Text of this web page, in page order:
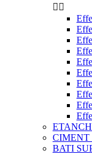
 
CIMENT
BATI